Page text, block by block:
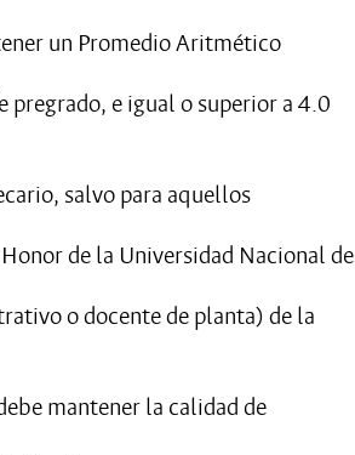
un Promedio Aritmético
pregrado, e igual o superior a 4.0
salvo para aquellos
de la Universidad Nacional de
o docente de planta) de la
mantener la calidad de